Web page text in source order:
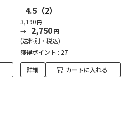
4.5 （2）
3,190円
2,750円
(送料別・税込)
獲得ポイント : 27
詳細 カートに入れる